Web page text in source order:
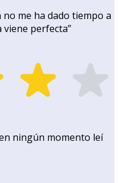
me ha dado tiempo a
viene perfecta”
ningún momento leí